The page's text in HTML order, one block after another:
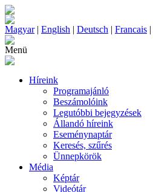
Magyar| English | Deutsch | Francais |
Menü
Híreink
Programajánló
Beszámolóink
Legutóbbi bejegyzések
Állandó híreink
Eseménynaptár
Keresés, szűrés
Ünnepkörök
Média
Képtár
Videótár